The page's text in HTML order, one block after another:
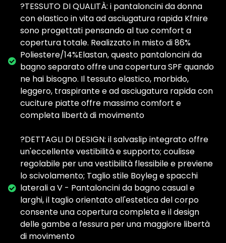
?️TESSUTO DI QUALITÀ: i pantaloncini da donna
con elastico in vita ad asciugatura rapida Kfnire
sono progettati pensando al tuo comfort a
copertura totale. Realizzato in misto di 86%
Poliestere/14%Elastan, questo pantaloncini da
bagno separato offre una copertura SPF quando
ne hai bisogno. Il tessuto elastico, morbido,
leggero, traspirante e ad asciugatura rapida con
cuciture piatte offre massimo comfort e
completa libertà di movimento
?DETTAGLI DI DESIGN: il salvaslip integrato offre
un'eccellente vestibilità e supporto; coulisse
regolabile per una vestibilità flessibile e previene
lo scivolamento; Taglio stile Boyleg e spacchi
laterali a V - Pantaloncini da bagno casual e
larghi, il taglio orientato all'estetica del corpo
consente una copertura completa e il design
delle gambe a fessura per una maggiore libertà
di movimento